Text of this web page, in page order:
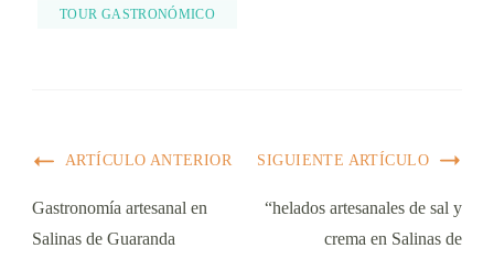
TOUR GASTRONÓMICO
ARTÍCULO ANTERIOR
Gastronomía artesanal en
Salinas de Guaranda
SIGUIENTE ARTÍCULO
“helados artesanales de sal y
crema en Salinas de